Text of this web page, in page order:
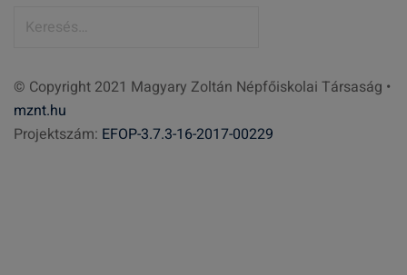
e
s
é
© Copyright 2021 Magyary Zoltán Népfőiskolai Társaság •
mznt.hu
Projektszám: EFOP-3.7.3-16-2017-00229